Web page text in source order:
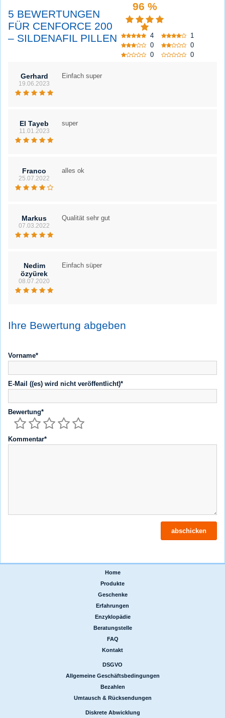
5 BEWERTUNGEN
FÜR CENFORCE 200
– SILDENAFIL PILLEN
96 %
4
1
0
0
0
0
Gerhard
19.06.2023
Einfach super
El Tayeb
11.01.2023
super
Franco
25.07.2022
alles ok
Markus
07.03.2022
Qualität sehr gut
Nedim
özyürek
08.07.2020
Einfach süper
Ihre Bewertung abgeben
Vorname*
E-Mail ((es) wird nicht veröffentlicht)*
Bewertung*
Kommentar*
Home
Produkte
Geschenke
Erfahrungen
Enzyklopädie
Beratungstelle
FAQ
Kontakt
DSGVO
Allgemeine Geschäftsbedingungen
Bezahlen
Umtausch & Rücksendungen
Diskrete Abwicklung